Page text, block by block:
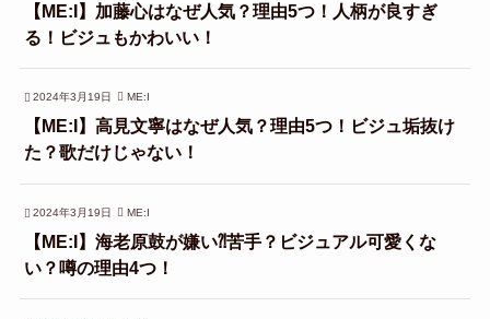
【ME:I】加藤心はなぜ人気？理由5つ！人柄が良すぎ
る！ビジュもかわいい！
2024年3月19日 ME:I
【ME:I】高見文寧はなぜ人気？理由5つ！ビジュ垢抜け
た？歌だけじゃない！
2024年3月19日 ME:I
【ME:I】海老原鼓が嫌い⁈苦手？ビジュアル可愛くな
い？噂の理由4つ！